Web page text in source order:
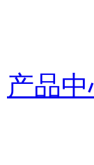
产品